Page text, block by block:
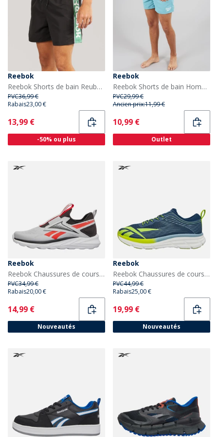
Reebok
Reebok Shorts de bain Reuben Homme Noir
PVC36,99 €
Rabais23,00 €
Current
13,99 €
-50% ou plus
Reebok
Reebok Shorts de bain Homme Yale Warped Blue
PVC29,99 €
Ancien prix:11,99 €
Current
10,99 €
Outlet
Reebok
Reebok Chaussures de course neutres Lite Spinner juniors Garçon Washed Black/Gris/Energy Red
PVC34,99 €
Rabais20,00 €
Current
14,99 €
Nouveautés
Reebok
Reebok Chaussures de course neutres Junior Road Strider Athletic Blue/Warped Blue/Acid Yellow
PVC44,99 €
Rabais25,00 €
Current
19,99 €
Nouveautés